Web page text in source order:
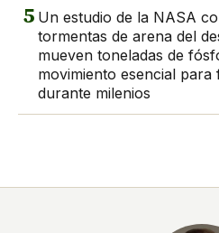
5 Un estudio de la NASA
tormentas de arena del
mueven toneladas de
movimiento esencial
durante milenios